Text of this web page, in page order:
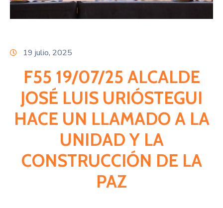
Directorio
19 julio, 2025
F55 19/07/25 ALCALDE
JOSÉ LUIS URIÓSTEGUI
HACE UN LLAMADO A LA
UNIDAD Y LA
CONSTRUCCIÓN DE LA
PAZ